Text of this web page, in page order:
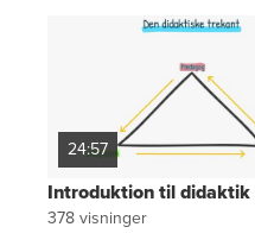
24:57
Introduktion til didaktik
378visninger